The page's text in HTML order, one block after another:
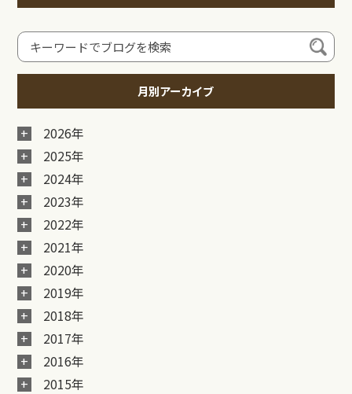
月別アーカイブ
2026年
2025年
2024年
2023年
2022年
2021年
2020年
2019年
2018年
2017年
2016年
2015年